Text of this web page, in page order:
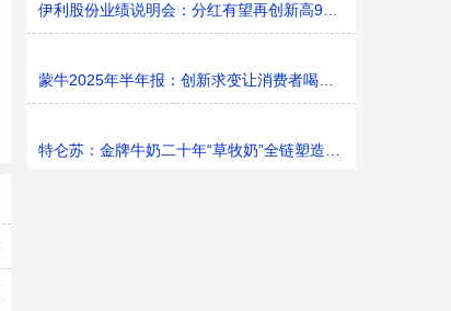
伊利股份业绩说明会：分红有望再创新高9%利润率目标不变
蒙牛2025年半年报：创新求变让消费者喝上奶、喝好奶、喝
特仑苏：金牌牛奶二十年“草牧奶”全链塑造有机新矩阵